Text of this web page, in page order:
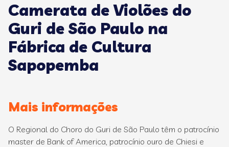
Camerata de Violões do
Guri de São Paulo na
Fábrica de Cultura
Sapopemba
Mais informações
O Regional do Choro do Guri de São Paulo têm o patrocínio
master de Bank of America, patrocínio ouro de Chiesi e